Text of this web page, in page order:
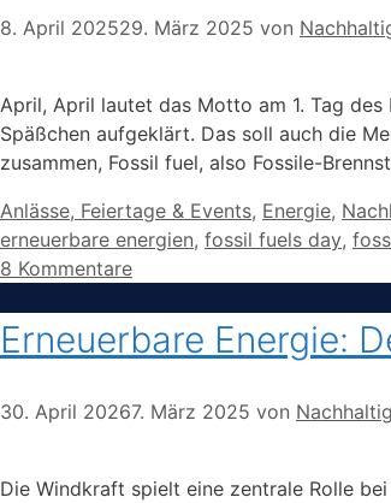
8. April 202529. März 2025 von
April, April lautet das Motto am 1. Tag
Späßchen aufgeklärt. Das soll auch die
zusammen, Fossil fuel, also Fossile-
Kategorien
Anlässe, Feiertage & Events, Energie,
erneuerbare energien, fossil fuels day,
8 Kommentare
Erneuerbare Energie:
30. April 20267. März 2025 von
Die Windkraft spielt eine zentrale Rolle